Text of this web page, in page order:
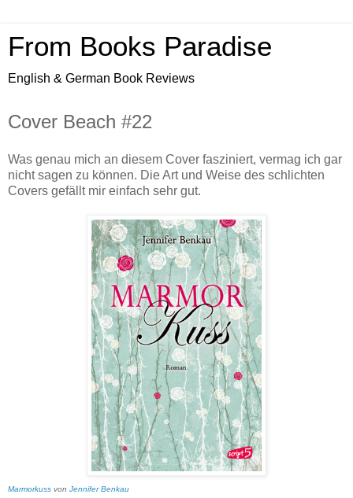
From Books Paradise
English & German Book Reviews
Cover Beach #22
Was genau mich an diesem Cover fasziniert, vermag ich gar
nicht sagen zu können. Die Art und Weise des schlichten
Covers gefällt mir einfach sehr gut.
Marmorkuss von Jennifer Benkau